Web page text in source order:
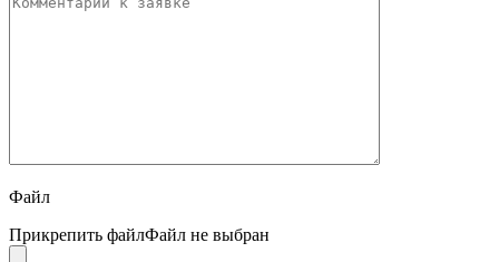
Файл
Прикрепить файлФайл не выбран